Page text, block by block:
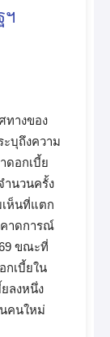
ฯ
ทางของ
ะบุถึงความ
ดอกเบี้ย
ำนวนครั้ง
เห็นที่แตก
คาดการณ์
ขณะที่
กเบี้ยใน
ลงหนึ่ง
คนใหม่